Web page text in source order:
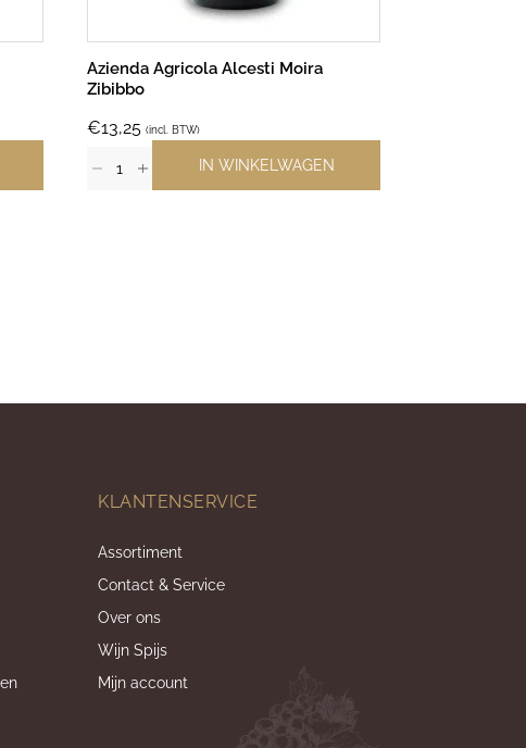
Azienda Agricola Alcesti Moira
Zibibbo
€13,25 (incl. BTW)
IN WINKELWAGEN
KLANTENSERVICE
Assortiment
Contact & Service
Over ons
Wijn Spijs
Mijn account